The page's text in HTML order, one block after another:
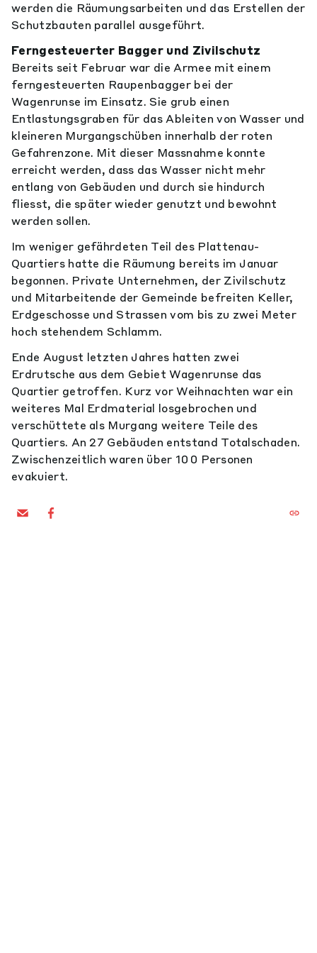
werden die Räumungsarbeiten und das Erstellen der
Schutzbauten parallel ausgeführt.
Ferngesteuerter Bagger und Zivilschutz
Bereits seit Februar war die Armee mit einem
ferngesteuerten Raupenbagger bei der
Wagenrunse im Einsatz. Sie grub einen
Entlastungsgraben für das Ableiten von Wasser und
kleineren Murgangschüben innerhalb der roten
Gefahrenzone. Mit dieser Massnahme konnte
erreicht werden, dass das Wasser nicht mehr
entlang von Gebäuden und durch sie hindurch
fliesst, die später wieder genutzt und bewohnt
werden sollen.
Im weniger gefährdeten Teil des Plattenau-
Quartiers hatte die Räumung bereits im Januar
begonnen. Private Unternehmen, der Zivilschutz
und Mitarbeitende der Gemeinde befreiten Keller,
Erdgeschosse und Strassen vom bis zu zwei Meter
hoch stehendem Schlamm.
Ende August letzten Jahres hatten zwei
Erdrutsche aus dem Gebiet Wagenrunse das
Quartier getroffen. Kurz vor Weihnachten war ein
weiteres Mal Erdmaterial losgebrochen und
verschüttete als Murgang weitere Teile des
Quartiers. An 27 Gebäuden entstand Totalschaden.
Zwischenzeitlich waren über 100 Personen
evakuiert.